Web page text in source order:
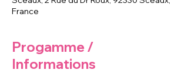
France
Progamme /
Informations